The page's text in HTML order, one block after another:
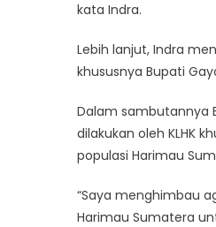
kata Indra.
Lebih lanjut, Indra
khususnya Bupati
Dalam sambutannya
dilakukan oleh KLHK
populasi Harimau
“Saya menghimbau
Harimau Sumatera